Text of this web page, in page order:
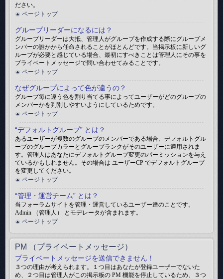
ださい。
ページトップ
グループリーダーになるには？
グループリーダーは大抵、管理人がグループを作成する際にグループメ
ンバーの誰かから任命されることがほとんどです。当掲示板に新しいグ
ループが必要と感じている場合、最初にすべきことは管理人にその事を
プライベートメッセージで問い合わせてみることです。
ページトップ
なぜグループによって色が違うの？
グループ毎に違う色を割り当てる事によってユーザーがどのグループの
メンバーかを判別しやすいようにしているためです。
ページトップ
“デフォルトグループ” とは？
あるユーザーが複数のグループのメンバーである場合、デフォルトグル
ープのグループカラーとグループランクがそのユーザーに適用されま
す。管理人はあなたにデフォルトグループ変更のパーミッションを与え
ているかもしれません。その場合は ユーザーCP でデフォルトグループ
を変更してください。
ページトップ
“管理・運営チーム” とは？
当フォーラムサイトを管理・運営しているユーザー達のことです。
Admin （管理人） とモデレータが含まれます。
ページトップ
PM （プライベートメッセージ）
プライベートメッセージを送信できません！
３つの理由が考えられます。１つ目はあなたが登録ユーザーでないた
め、２つ目は管理人がこの掲示板の PM 機能を停止しているため、３つ